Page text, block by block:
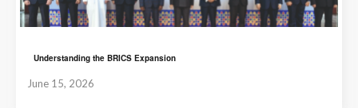
Understanding the BRICS Expansion
June 15, 2026